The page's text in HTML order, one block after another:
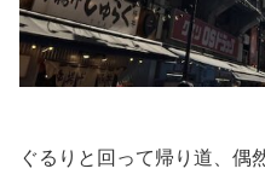
ぐるりと回って帰り道、偶